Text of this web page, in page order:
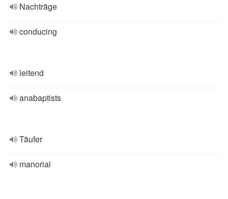
Nachträge
conducing
leitend
anabaptists
Täufer
manorial